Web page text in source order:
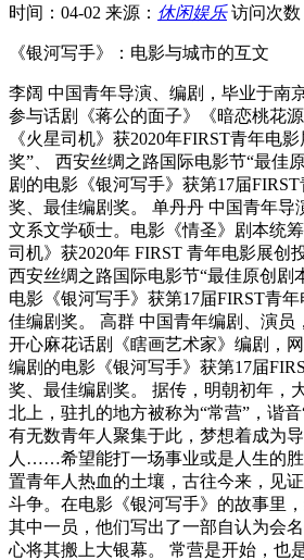
时间：04-02 来源： 休闲娱乐 访问次数
《银河写手》：电影与城市的互文
李阔 中国青年导演、编剧，毕业于南
参与话剧《蒋公的面子》《暗恋桃花
《火星司机》获2020年FIRST青年电
奖”、 西安丝绸之路国际电影节“最佳
剧的电影《银河写手》获第17届
奖、最佳编剧奖。 单丹丹 中国青年导
文系文学硕士。电影《情圣》剧本统
司机》获2020年 FIRST 青年电影展创
西安丝绸之路国际电影节“最佳原创剧
电影《银河写手》获第17届FIRST青
佳编剧奖。 高群 中国青年编剧、演员
开心麻花话剧《瞎画艺术家》编剧，
编剧的电影《银河写手》获第17届
奖、最佳编剧奖。 据传，明朝初年，
北上，驻扎的地方被称为“常营”，谐
有无数青年人聚集于此，梦想着成为
人……希望能打一场事业或是人生的
置青年人热血的土壤，古往今来，见
斗争。在电影《银河写手》的故事里
其中一员，他们写出了一部自认为会
心将其搬上大银幕。 常营是开始，也